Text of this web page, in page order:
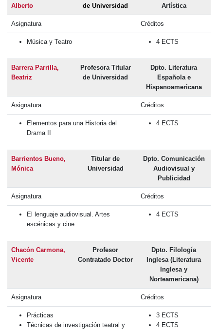
Alberto
de Universidad
Artística
Asignatura Créditos
Música y Teatro 4 ECTS
Barrera Parrilla,
Beatriz
Profesora Titular
de Universidad
Dpto. Literatura
Española e
Hispanoamericana
Asignatura Créditos
Elementos para una Historia del
Drama II
4 ECTS
Barrientos Bueno,
Mónica
Titular de
Universidad
Dpto. Comunicación
Audiovisual y
Publicidad
Asignatura Créditos
El lenguaje audiovisual. Artes
escénicas y cine
4 ECTS
Chacón Carmona,
Vicente
Profesor
Contratado Doctor
Dpto. Filología
Inglesa (Literatura
Inglesa y
Norteamericana)
Asignatura Créditos
Prácticas
Técnicas de investigación teatral y
3 ECTS
4 ECTS